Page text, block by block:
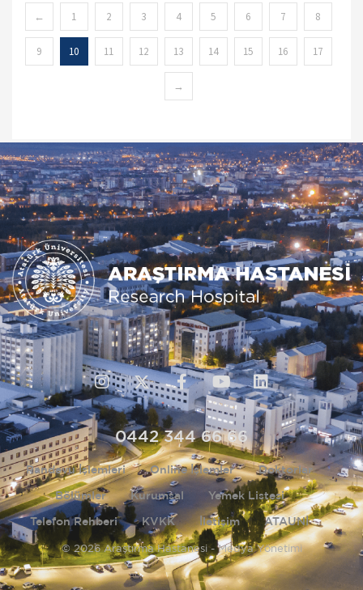
← 1 2 3 4 5 6 7 8
9 10 11 12 13 14 15 16 17
→
0442 344 66 66
Randevu İşlemleri Online İşlemler Doktorlar
Bölümler Kurumsal Yemek Listesi
Telefon Rehberi KVKK İletişim ATAUNİ
© 2026 Araştırma Hastanesi - Medya Yönetimi